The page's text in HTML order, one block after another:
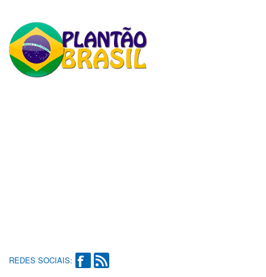
REDES SOCIAIS: